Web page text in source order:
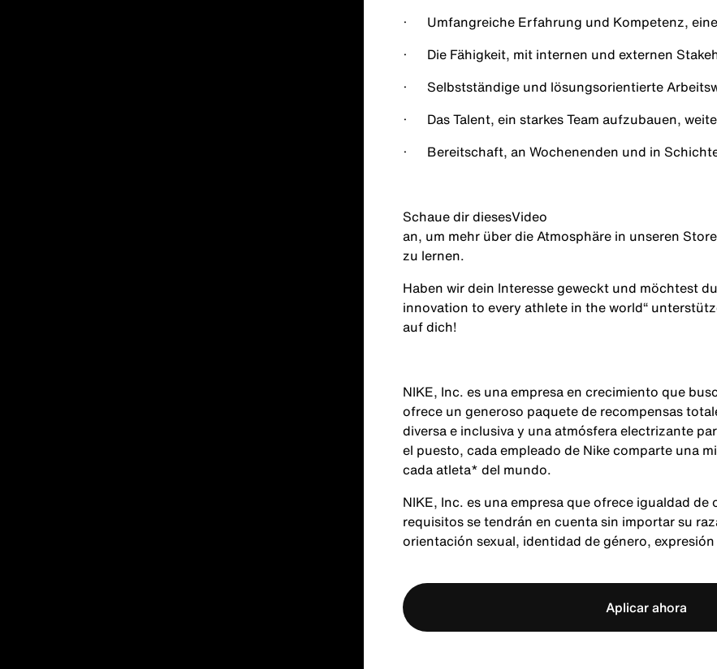
·
Umfangreiche Erfahrung und Kompetenz,
·
Die Fähigkeit, mit internen und externen
·
Selbstständige und lösungsorientierte
·
Das Talent, ein starkes Team aufzubauen,
·
Bereitschaft, an Wochenenden und in
Schaue dir diesesVideo
an, um mehr über die Atmosphäre in unseren
zu lernen.
Haben wir dein Interesse geweckt und möchtest
innovation to every athlete in the world“
auf dich!
NIKE, Inc. es una empresa en crecimiento que
ofrece un generoso paquete de recompensas
diversa e inclusiva y una atmósfera electrizante
el puesto, cada empleado de Nike comparte una
cada atleta* del mundo.
NIKE, Inc. es una empresa que ofrece igualdad
requisitos se tendrán en cuenta sin importar su
orientación sexual, identidad de género,
Aplicar ahora